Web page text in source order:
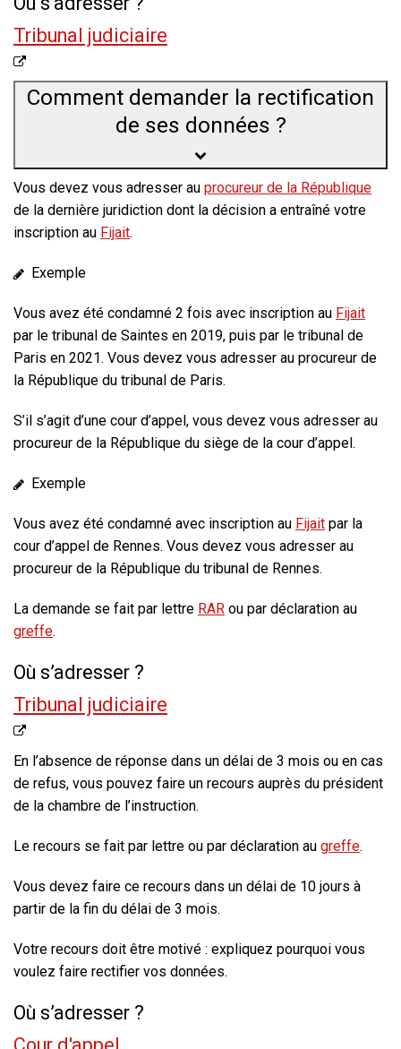
Tribunal judiciaire
Comment demander la rectification
de ses données ?
Vous devez vous adresser au procureur de la République
de la dernière juridiction dont la décision a entraîné votre
inscription au Fijait.
Exemple
Vous avez été condamné 2 fois avec inscription au Fijait
par le tribunal de Saintes en 2019, puis par le tribunal de
Paris en 2021. Vous devez vous adresser au procureur de
la République du tribunal de Paris.
S’il s’agit d’une cour d’appel, vous devez vous adresser au
procureur de la République du siège de la cour d’appel.
Exemple
Vous avez été condamné avec inscription au Fijait par la
cour d’appel de Rennes. Vous devez vous adresser au
procureur de la République du tribunal de Rennes.
La demande se fait par lettre RAR ou par déclaration au
greffe.
Où s’adresser ?
Tribunal judiciaire
En l’absence de réponse dans un délai de 3 mois ou en cas
de refus, vous pouvez faire un recours auprès du président
de la chambre de l’instruction.
Le recours se fait par lettre ou par déclaration au greffe.
Vous devez faire ce recours dans un délai de 10 jours à
partir de la fin du délai de 3 mois.
Votre recours doit être motivé : expliquez pourquoi vous
voulez faire rectifier vos données.
Où s’adresser ?